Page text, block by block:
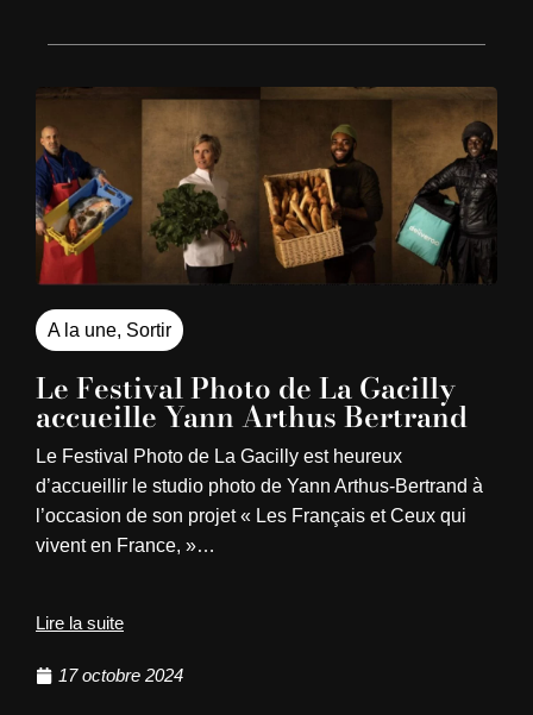
A la une, Sortir
Le Festival Photo de La Gacilly
accueille Yann Arthus Bertrand
Le Festival Photo de La Gacilly est heureux
d’accueillir le studio photo de Yann Arthus-Bertrand à
l’occasion de son projet « Les Français et Ceux qui
vivent en France, »…
Lire la suite
17 octobre 2024